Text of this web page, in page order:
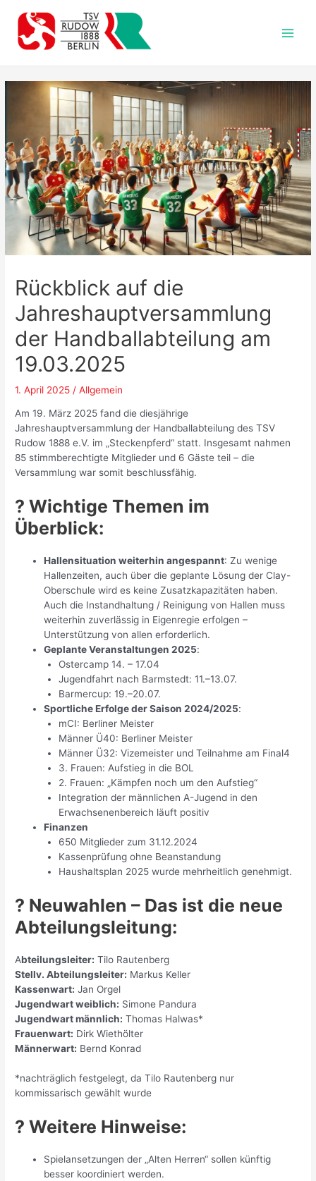
Inhalt
springen
Rückblick auf die
Jahreshauptversammlung
der Handballabteilung am
19.03.2025
1. April 2025 /Allgemein
Am 19. März 2025 fand die diesjährige
Jahreshauptversammlung der Handballabteilung des TSV
Rudow 1888 e.V. im „Steckenpferd“ statt. Insgesamt nahmen
85 stimmberechtigte Mitglieder und 6 Gäste teil – die
Versammlung war somit beschlussfähig.
? Wichtige Themen im
Überblick:
Hallensituation weiterhin angespannt: Zu wenige
Hallenzeiten, auch über die geplante Lösung der Clay-
Oberschule wird es keine Zusatzkapazitäten haben.
Auch die Instandhaltung / Reinigung von Hallen muss
weiterhin zuverlässig in Eigenregie erfolgen –
Unterstützung von allen erforderlich.
Geplante Veranstaltungen 2025:
Ostercamp 14. – 17.04
Jugendfahrt nach Barmstedt: 11.–13.07.
Barmercup: 19.–20.07.
Sportliche Erfolgeder Saison 2024/2025:
mCI: Berliner Meister
Männer Ü40: Berliner Meister
Männer Ü32: Vizemeister und Teilnahme am Final4
3. Frauen: Aufstieg in die BOL
2. Frauen: „Kämpfen noch um den Aufstieg“
Integration der männlichen A-Jugend in den
Erwachsenenbereich läuft positiv
Finanzen
650 Mitglieder zum 31.12.2024
Kassenprüfung ohne Beanstandung
Haushaltsplan 2025 wurde mehrheitlich genehmigt.
?️ Neuwahlen – Das ist die neue
Abteilungsleitung:
Abteilungsleiter: Tilo Rautenberg
Stellv. Abteilungsleiter: Markus Keller
Kassenwart: Jan Orgel
Jugendwart weiblich: Simone Pandura
Jugendwart männlich: Thomas Halwas*
Frauenwart: Dirk Wiethölter
Männerwart: Bernd Konrad
*nachträglich festgelegt, da Tilo Rautenberg nur
kommissarisch gewählt wurde
? Weitere Hinweise:
Spielansetzungen der „Alten Herren“ sollen künftig
besser koordiniert werden.